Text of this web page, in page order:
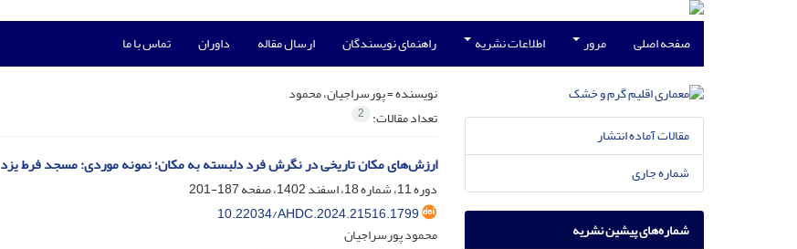
صفحه اصلی مرور اطلاعات نشریه راهنمای نویسندگان ارسال مقاله داوران تماس با ما
نویسنده =پورسراجیان، محمود
تعداد مقالات: 2
ارزش‌های مکان تاریخی در نگرش فرد دلبسته به مکان؛ نمونه موردی: مسجد فرط یزد
دوره 11، شماره 18، اسفند 1402، صفحه
187-201
10.22034/AHDC.2024.21516.1799
محمود پورسراجیان
مقالات آماده انتشار
شماره جاری
شماره‌های پیشین نشریه